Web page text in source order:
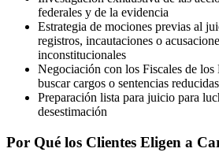
federales y de la evidencia
Estrategia de mociones previas al
registros, incautaciones o
inconstitucionales
Negociación con los Fiscales de los
buscar cargos o sentencias reducidas
Preparación lista para juicio para
desestimación
Por Qué los Clientes Eligen a